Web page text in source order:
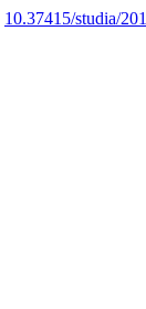
10.37415/studia/